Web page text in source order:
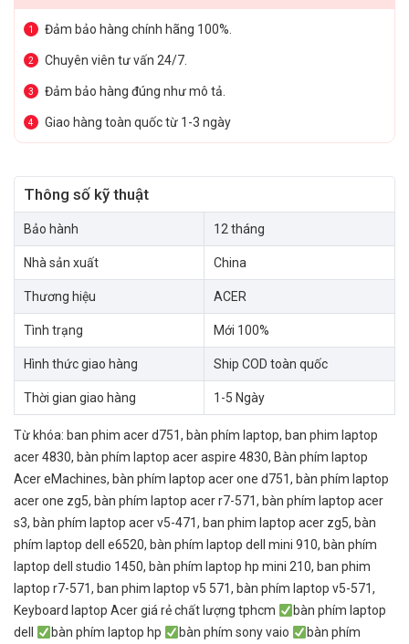
1 Đảm bảo hàng chính hãng 100%.
2 Chuyên viên tư vấn 24/7.
3 Đảm bảo hàng đúng như mô tả.
4 Giao hàng toàn quốc từ 1-3 ngày
Thông số kỹ thuật
Bảo hành 12 tháng
Nhà sản xuất China
Thương hiệu ACER
Tình trạng Mới 100%
Hình thức giao hàng Ship COD toàn quốc
Thời gian giao hàng 1-5 Ngày
Từ khóa: ban phim acer d751, bàn phím laptop, ban phim laptop
acer 4830, bàn phím laptop acer aspire 4830, Bàn phím laptop
Acer eMachines, bàn phím laptop acer one d751, bàn phím laptop
acer one zg5, bàn phím laptop acer r7-571, bàn phím laptop acer
s3, bàn phím laptop acer v5-471, ban phim laptop acer zg5, bàn
phím laptop dell e6520, bàn phím laptop dell mini 910, bàn phím
laptop dell studio 1450, bàn phím laptop hp mini 210, ban phim
laptop r7-571, ban phim laptop v5 571, bàn phím laptop v5-571,
Keyboard laptop Acer giá rẻ chất lượng tphcm
bàn phím laptop
dell
bàn phím laptop hp bàn phím sony vaio bàn phím